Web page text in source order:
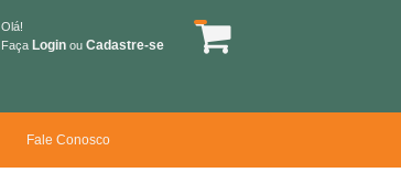
Olá!
Faça Login ou Cadastre-se
Fale Conosco